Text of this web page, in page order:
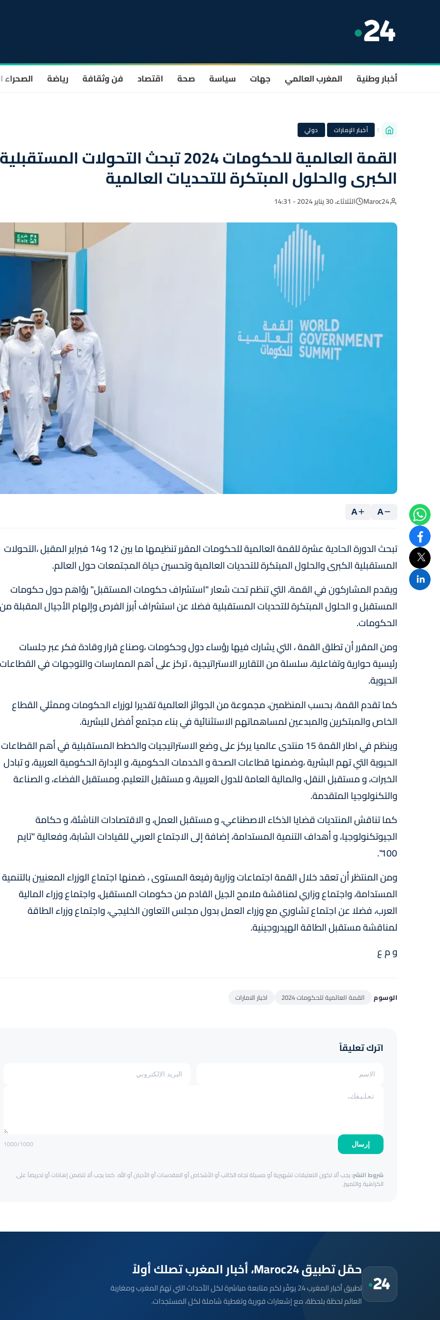
أخبار وطنية المغرب العالمي جهات سياسة صحة اقتصاد فن وثقافة رياضة الصحراء
أخبار الإمارات · دولي
القمة العالمية للحكومات 2024 تبحث التحولات المستقبلية
الكبرى والحلول المبتكرة للتحديات العالمية
Maroc24 الثلاثاء، 30 يناير 2024 - 14:31
A
A
تبحث الدورة الحادية عشرة للقمة العالمية للحكومات المقرر تنظيمها ما بين 12 و14 فبراير المقبل ،التحولات
المستقبلية الكبرى والحلول المبتكرة للتحديات العالمية وتحسين حياة المجتمعات حول العالم.
ويقدم المشاركون في القمة، التي تنظم تحت شعار "استشراف حكومات المستقبل" رؤاهم حول حكومات
المستقبل و الحلول المبتكرة للتحديات المستقبلية فضلا عن استشراف أبرز الفرص وإلهام الأجيال المقبلة من
الحكومات.
ومن المقرر أن تطلق القمة ، التي يشارك فيها رؤساء دول وحكومات ،وصناع قرار وقادة فكر عبر جلسات
رئيسية حوارية وتفاعلية، سلسلة من التقارير الاستراتيجية ، تركز على أهم الممارسات والتوجهات في القطاعات
الحيوية.
كما تقدم القمة، بحسب المنظمين، مجموعة من الجوائز العالمية تقديرا لوزراء الحكومات وممثلي القطاع
الخاص والمبتكرين والمبدعين لمساهماتهم الاستثنائية في بناء مجتمع أفضل للبشرية.
وينظم في اطار القمة 15 منتدى عالميا يركز على وضع الاستراتيجيات والخطط المستقبلية في أهم القطاعات
الحيوية التي تهم البشرية ،وضمنها قطاعات الصحة و الخدمات الحكومية، و الإدارة الحكومية العربية، و تبادل
الخبرات، و مستقبل النقل، والمالية العامة للدول العربية، و مستقبل التعليم، ومستقبل الفضاء، و الصناعة
والتكنولوجيا المتقدمة.
كما تناقش المنتديات قضايا الذكاء الاصطناعي، و مستقبل العمل، و الاقتصادات الناشئة، و حكامة
الجيوتكنولوجيا، و أهداف التنمية المستدامة، إضافة إلى الاجتماع العربي للقيادات الشابة، وفعالية "تايم
100".
ومن المنتظر أن تعقد خلال القمة اجتماعات وزارية رفيعة المستوى ، ضمنها اجتماع الوزراء المعنيين بالتنمية
المستدامة، واجتماع وزاري لمناقشة ملامح الجيل القادم من حكومات المستقبل، واجتماع وزراء المالية
العرب، فضلا عن اجتماع تشاوري مع وزراء العمل بدول مجلس التعاون الخليجي، واجتماع وزراء الطاقة
لمناقشة مستقبل الطاقة الهيدروجينية.
و م ع
الوسوم القمة العالمية للحكومات 2024 اخبار الامارات
اترك تعليقاً
إرسال 1000/1000
شروط النشر:يجب ألا تكون التعليقات تشهيرية أو مسيئة تجاه الكاتب أو الأشخاص أو المقدسات أو الأديان أو الله. كما يجب ألا تتضمن إهانات أو تحريضاً على
الكراهية والتمييز.
حمّل تطبيق Maroc24، أخبار المغرب تصلك أولاً
تطبيق أخبار المغرب 24 يوفّر لكم متابعة مباشرة لكل الأحداث التي تهمّ المغرب ومغاربة
العالم لحظة بلحظة، مع إشعارات فورية وتغطية شاملة لكل المستجدات.